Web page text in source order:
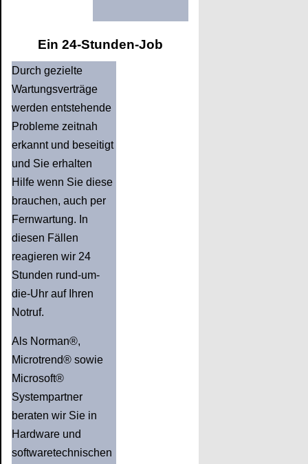
Ein 24-Stunden-Job
Durch gezielte
Wartungsverträge
werden entstehende
Probleme zeitnah
erkannt und beseitigt
und Sie erhalten
Hilfe wenn Sie diese
brauchen, auch per
Fernwartung. In
diesen Fällen
reagieren wir 24
Stunden rund-um-
die-Uhr auf Ihren
Notruf.
Als Norman®,
Microtrend® sowie
Microsoft®
Systempartner
beraten wir Sie in
Hardware und
softwaretechnischen